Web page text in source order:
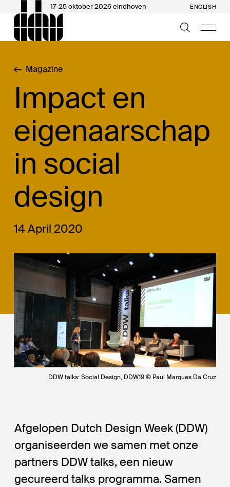
17-25 oktober 2026 eindhoven ENGLISH
Magazine
Impact en
eigenaarschap
in social
design
14 April 2020
DDW talks: Social Design, DDW19 © Paul Marques Da Cruz
Afgelopen Dutch Design Week (DDW)
organiseerden we samen met onze
partners DDW talks, een nieuw
gecureerd talks programma. Samen